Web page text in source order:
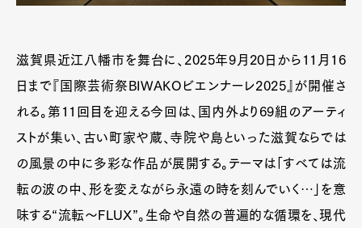
滋賀県近江八幡市を舞台に、2025年9月20日から11月16
日まで『国際芸術祭BIWAKOビエンナーレ2025』が開催さ
れる。第11回目を迎える今回は、国内外より69組のアーティ
ストが集い、古い町家や蔵、寺院や島といった滋賀ならでは
の風景の中に多彩な作品が展開する。テーマは「すべては流
転の波の中、形を変えながら永遠の時を刻んでいく…」を意
味する“流転～FLUX”。生命や自然の普遍的な循環を、現代